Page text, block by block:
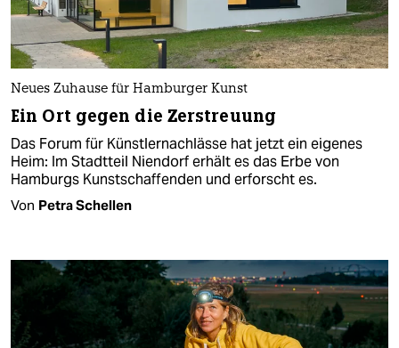
Neues Zuhause für Hamburger Kunst
Ein Ort gegen die Zerstreuung
Das Forum für Künstlernachlässe hat jetzt ein eigenes
Heim: Im Stadtteil Niendorf erhält es das Erbe von
Hamburgs Kunstschaffenden und erforscht es.
Von Petra Schellen